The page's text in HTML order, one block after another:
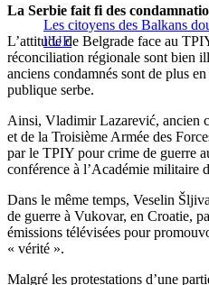
Les citoyens des Balkans
l’UE
La Serbie fait fi des
L’attitude de Belgrade face au
réconciliation régionale sont bien
anciens condamnés sont de plus
publique serbe.
Ainsi, Vladimir Lazarević, ancien
et de la Troisième Armée des
par le TPIY pour crime de guerre
conférence à l’Académie militaire
Dans le même temps, Veselin
de guerre à Vukovar, en Croatie,
émissions télévisées pour
« vérité ».
Malgré les protestations d’une